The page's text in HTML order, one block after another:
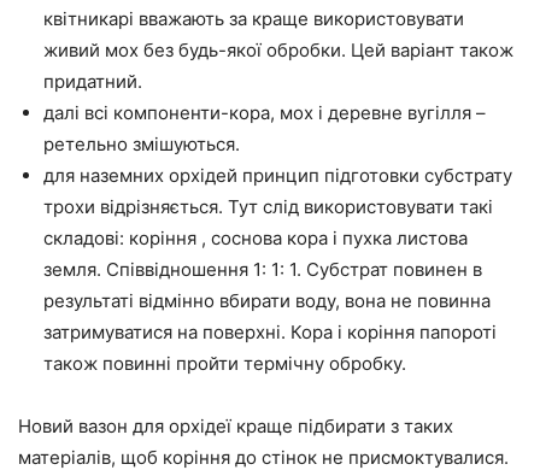
квітникарі вважають за краще використовувати
живий мох без будь-якої обробки. Цей варіант також
придатний.
далі всі компоненти-кора, мох і деревне вугілля –
ретельно змішуються.
для наземних орхідей принцип підготовки субстрату
трохи відрізняється. Тут слід використовувати такі
складові: коріння , соснова кора і пухка листова
земля. Співвідношення 1: 1: 1. Субстрат повинен в
результаті відмінно вбирати воду, вона не повинна
затримуватися на поверхні. Кора і коріння папороті
також повинні пройти термічну обробку.
Новий вазон для орхідеї краще підбирати з таких
матеріалів, щоб коріння до стінок не присмоктувалися.